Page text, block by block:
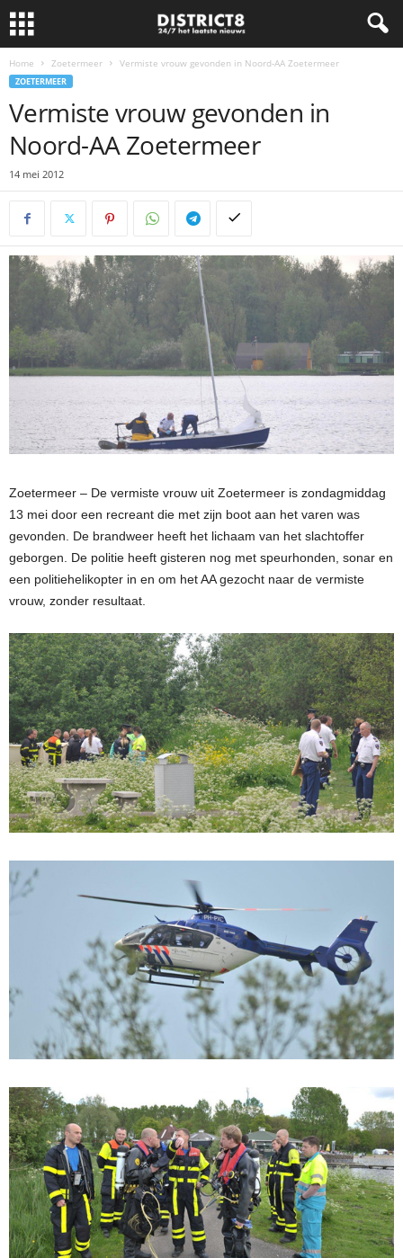
Home Zoetermeer Vermiste vrouw gevonden in Noord-AA Zoetermeer
ZOETERMEER
Vermiste vrouw gevonden in
Noord-AA Zoetermeer
14 mei 2012
Zoetermeer – De vermiste vrouw uit Zoetermeer is zondagmiddag
13 mei door een recreant die met zijn boot aan het varen was
gevonden. De brandweer heeft het lichaam van het slachtoffer
geborgen. De politie heeft gisteren nog met speurhonden, sonar en
een politiehelikopter in en om het AA gezocht naar de vermiste
vrouw, zonder resultaat.